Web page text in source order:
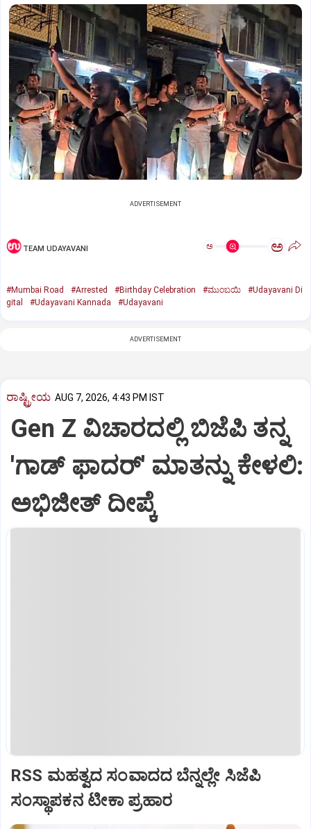
ADVERTISEMENT
TEAM UDAYAVANI ಅ ಅ
#Mumbai Road #Arrested #Birthday Celebration #ಮುಂಬಯಿ
#Udayavani Di
gital
#Udayavani Kannada #Udayavani
ADVERTISEMENT
ರಾಷ್ಟ್ರೀಯ AUG 7, 2026, 4:43 PM IST
Gen Z ವಿಚಾರದಲ್ಲಿ ಬಿಜೆಪಿ ತನ್ನ
'ಗಾಡ್ ಫಾದರ್' ಮಾತನ್ನು ಕೇಳಲಿ:
ಅಭಿಜೀತ್ ದೀಪ್ಕೆ
RSS ಮಹತ್ವದ ಸಂವಾದದ ಬೆನ್ನಲ್ಲೇ ಸಿಜೆಪಿ
ಸಂಸ್ಥಾಪಕನ ಟೀಕಾ ಪ್ರಹಾರ